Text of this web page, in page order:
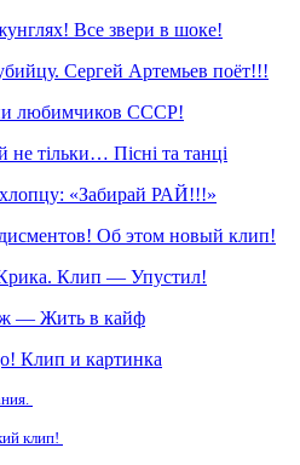
Все звери в шоке!
Сергей Артемьев поёт!!!
любимчиков СССР!
не тільки… Пісні та танці
«Забирай РАЙ!!!»
Об этом новый клип!
Клип — Упустил!
— Жить в кайф
Клип и картинка
клип!